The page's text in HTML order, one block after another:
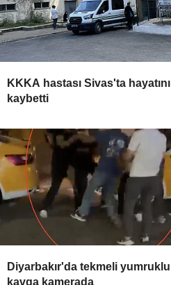
KKKA hastası Sivas'ta hayatını
kaybetti
Diyarbakır'da tekmeli yumruklu
kavga kamerada